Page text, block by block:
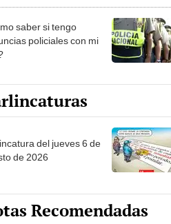
saber si tengo
policiales con mi
del jueves 6 de
de 2026
Recomendadas